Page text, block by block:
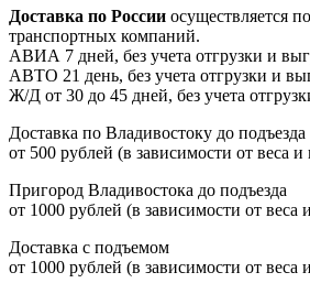
Доставка по России осуществляется
транспортных компаний.
АВИА 7 дней, без учета отгрузки и
АВТО 21 день, без учета отгрузки и
Ж/Д от 30 до 45 дней, без учета
Доставка по Владивостоку до подъезда
от 500 рублей (в зависимости от веса и
Пригород Владивостока до подъезда
от 1000 рублей (в зависимости от веса
Доставка с подъемом
от 1000 рублей (в зависимости от веса